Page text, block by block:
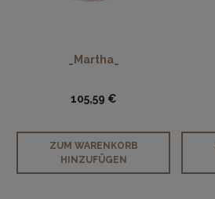
_Martha_
105,59 €
ZUM WARENKORB
HINZUFÜGEN